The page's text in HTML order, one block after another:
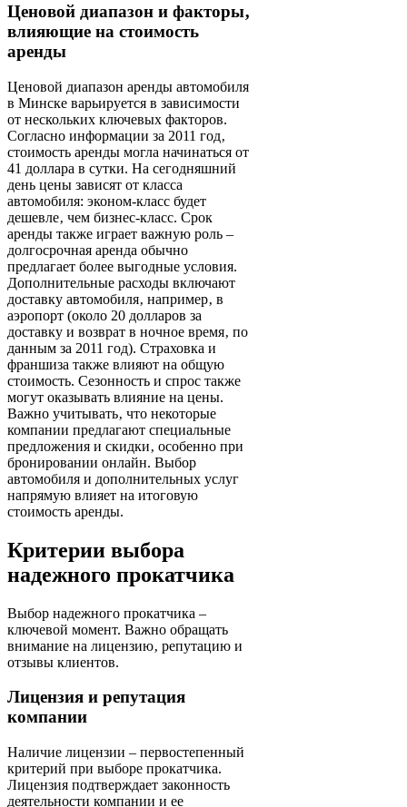
Ценовой диапазон и факторы‚
влияющие на стоимость
аренды
Ценовой диапазон аренды автомобиля
в Минске варьируется в зависимости
от нескольких ключевых факторов.
Согласно информации за 2011 год‚
стоимость аренды могла начинаться от
41 доллара в сутки. На сегодняшний
день цены зависят от класса
автомобиля: эконом-класс будет
дешевле‚ чем бизнес-класс. Срок
аренды также играет важную роль –
долгосрочная аренда обычно
предлагает более выгодные условия.
Дополнительные расходы включают
доставку автомобиля‚ например‚ в
аэропорт (около 20 долларов за
доставку и возврат в ночное время‚ по
данным за 2011 год). Страховка и
франшиза также влияют на общую
стоимость. Сезонность и спрос также
могут оказывать влияние на цены.
Важно учитывать‚ что некоторые
компании предлагают специальные
предложения и скидки‚ особенно при
бронировании онлайн. Выбор
автомобиля и дополнительных услуг
напрямую влияет на итоговую
стоимость аренды.
Критерии выбора
надежного прокатчика
Выбор надежного прокатчика –
ключевой момент. Важно обращать
внимание на лицензию‚ репутацию и
отзывы клиентов.
Лицензия и репутация
компании
Наличие лицензии – первостепенный
критерий при выборе прокатчика.
Лицензия подтверждает законность
деятельности компании и ее